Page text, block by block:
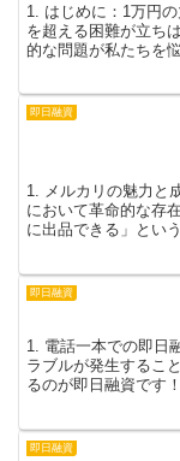
1. はじめに：1万円
を超える困難が立ち
的な問題が私たちを
即日融資
1. メルカリの魅力と
において革命的な存
に出品できる」とい
即日融資
1. 電話一本での即日
ラブルが発生するこ
るのが即日融資です
即日融資